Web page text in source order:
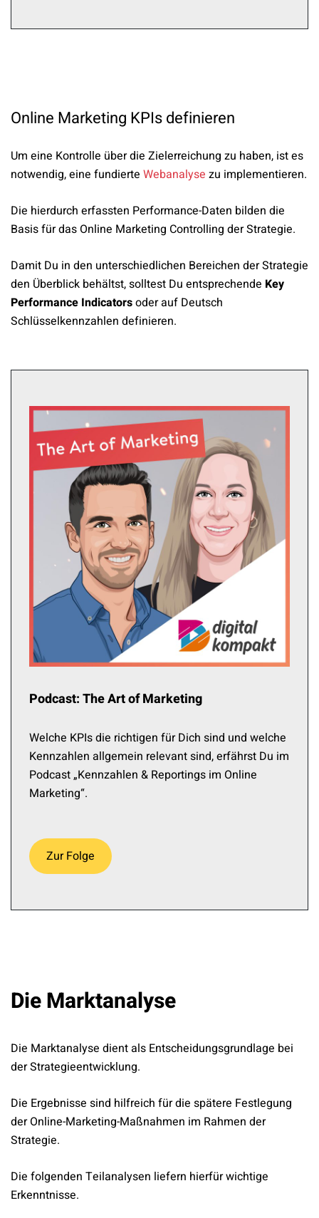
Online Marketing KPIs definieren
Um eine Kontrolle über die Zielerreichung zu haben, ist es
notwendig, eine fundierte Webanalyse zu implementieren.
Die hierdurch erfassten Performance-Daten bilden die
Basis für das Online Marketing Controlling der Strategie.
Damit Du in den unterschiedlichen Bereichen der Strategie
den Überblick behältst, solltest Du entsprechende Key
Performance Indicatorsoder auf Deutsch
Schlüsselkennzahlen definieren.
Podcast: The Art of Marketing
Welche KPIs die richtigen für Dich sind und welche
Kennzahlen allgemein relevant sind, erfährst Du im
Podcast „Kennzahlen & Reportings im Online
Marketing“.
Zur Folge
Die Marktanalyse
Die Marktanalyse dient als Entscheidungsgrundlage bei
der Strategieentwicklung.
Die Ergebnisse sind hilfreich für die spätere Festlegung
der Online-Marketing-Maßnahmen im Rahmen der
Strategie.
Die folgenden Teilanalysen liefern hierfür wichtige
Erkenntnisse.